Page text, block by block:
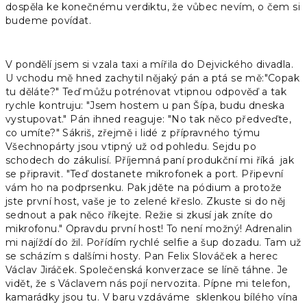
dospěla ke konečnému verdiktu, že vůbec nevím, o čem si
budeme povídat.
V pondělí jsem si vzala taxi a mířila do Dejvického divadla.
U vchodu mě hned zachytil nějaký pán a ptá se mě:"Copak
tu děláte?" Teď můžu potrénovat vtipnou odpověď a tak
rychle kontruju: "Jsem hostem u pan Šípa, budu dneska
vystupovat." Pán ihned reaguje: "No tak něco předveďte,
co umíte?" Sákriš, zřejmě i lidé z přípravného týmu
Všechnopárty jsou vtipný už od pohledu. Sejdu po
schodech do zákulisí. Příjemná paní produkční mi říká jak
se připravit. "Teď dostanete mikrofonek a port. Připevní
vám ho na podprsenku. Pak jděte na pódium a protože
jste první host, vaše je to zelené křeslo. Zkuste si do něj
sednout a pak něco říkejte. Režie si zkusí jak zníte do
mikrofonu." Opravdu první host! To není možný! Adrenalin
mi najíždí do žil. Pořídím rychlé selfie a šup dozadu. Tam už
se scházím s dalšími hosty. Pan Felix Slováček a herec
Václav Jiráček. Společenská konverzace se líně táhne. Je
vidět, že s Václavem nás pojí nervozita. Pípne mi telefon,
kamarádky jsou tu. V baru vzdáváme sklenkou bílého vína